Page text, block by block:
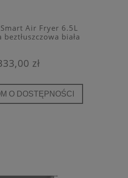
Air Fryer 6.5L
biała
zł
O DOSTĘPNOŚCI